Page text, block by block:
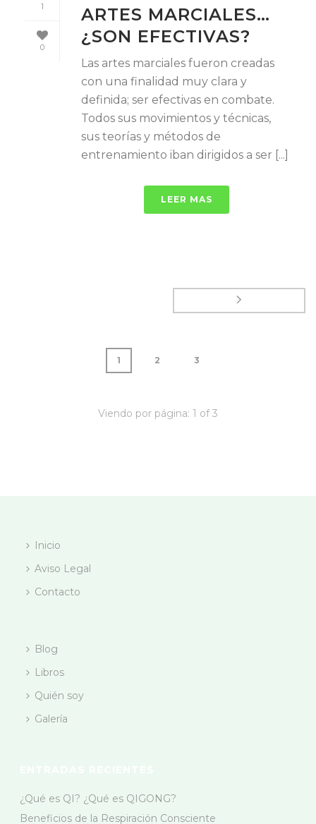
1
0
ARTES MARCIALES…
¿SON EFECTIVAS?
Las artes marciales fueron creadas
con una finalidad muy clara y
definida; ser efectivas en combate.
Todos sus movimientos y técnicas,
sus teorías y métodos de
entrenamiento iban dirigidos a ser [...]
LEER MAS
1 2 3
Viendo por página: 1 of3
Inicio
Aviso Legal
Contacto
Blog
Libros
Quién soy
Galería
¿Qué es QI? ¿Qué es QIGONG?
Beneficios de la Respiración Consciente